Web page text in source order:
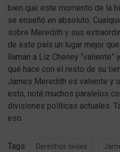
bien que este momento de la
se enseñó en absoluto.
sobre Meredith y sus
de este país un lugar mejor
llaman a Liz Cheney “valiente”
qué hace con el resto de su
James Meredith es valiente y
esto, noté muchos paralelos
divisiones políticas actuales.
eso.
Tags: Derechos civiles